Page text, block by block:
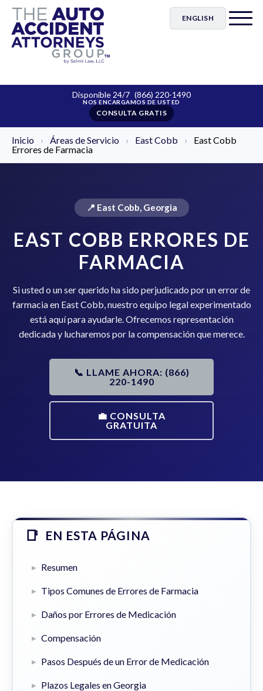
ENGLISH
Disponible 24/7 (866) 220-1490
CONSULTA GRATIS
Inicio › Áreas de Servicio › East Cobb ›
East Cobb
Errores de Farmacia
📍 East Cobb, Georgia
EAST COBB ERRORES DE
FARMACIA
Si usted o un ser querido ha sido perjudicado por un error de
farmacia en East Cobb, nuestro equipo legal experimentado
está aquí para ayudarle. Ofrecemos representación
dedicada y lucharemos por la compensación que merece.
📞 LLAME AHORA: (866)
220-1490
💼 CONSULTA
GRATUITA
EN ESTA PÁGINA
Resumen
Tipos Comunes de Errores de Farmacia
Daños por Errores de Medicación
Compensación
Pasos Después de un Error de Medicación
Plazos Legales en Georgia